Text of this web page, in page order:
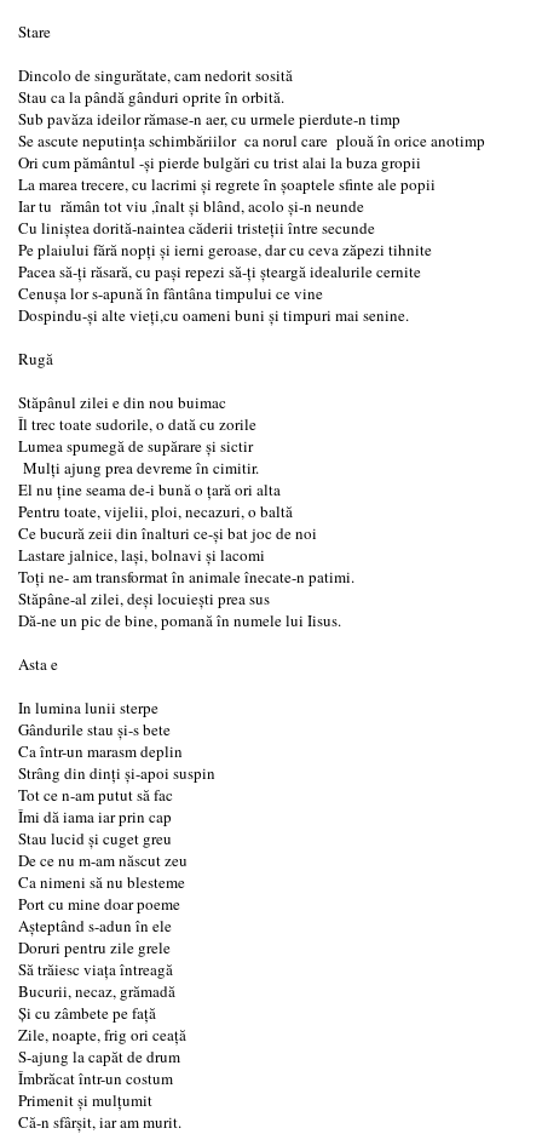
Stare
Dincolo de singurătate, cam nedorit sosită
Stau ca la pândă gânduri oprite în orbită.
Sub pavăza ideilor rămase-n aer, cu urmele pierdute-n timp
Se ascute neputința schimbăriilor ca norul care plouă în orice anotimp
Ori cum pământul -și pierde bulgări cu trist alai la buza gropii
La marea trecere, cu lacrimi și regrete în șoaptele sfinte ale popii
Iar tu rămân tot viu ,înalt și blând, acolo și-n neunde
Cu liniștea dorită-naintea căderii tristeții între secunde
Pe plaiului fără nopți și ierni geroase, dar cu ceva zăpezi tihnite
Pacea să-ți răsară, cu pași repezi să-ți șteargă idealurile cernite
Cenușa lor s-apună în fântâna timpului ce vine
Dospindu-și alte vieți,cu oameni buni și timpuri mai senine.
Rugă
Stăpânul zilei e din nou buimac
Îl trec toate sudorile, o dată cu zorile
Lumea spumegă de supărare și sictir
Mulți ajung prea devreme în cimitir.
El nu ține seama de-i bună o țară ori alta
Pentru toate, vijelii, ploi, necazuri, o baltă
Ce bucură zeii din înalturi ce-și bat joc de noi
Lastare jalnice, lași, bolnavi și lacomi
Toți ne- am transformat în animale înecate-n patimi.
Stăpâne-al zilei, deși locuiești prea sus
Dă-ne un pic de bine, pomană în numele lui Iisus.
Asta e
In lumina lunii sterpe
Gândurile stau și-s bete
Ca într-un marasm deplin
Strâng din dinți și-apoi suspin
Tot ce n-am putut să fac
Îmi dă iama iar prin cap
Stau lucid și cuget greu
De ce nu m-am născut zeu
Ca nimeni să nu blesteme
Port cu mine doar poeme
Așteptând s-adun în ele
Doruri pentru zile grele
Să trăiesc viața întreagă
Bucurii, necaz, grămadă
Și cu zâmbete pe față
Zile, noapte, frig ori ceață
S-ajung la capăt de drum
Îmbrăcat într-un costum
Primenit și mulțumit
Că-n sfârșit, iar am murit.